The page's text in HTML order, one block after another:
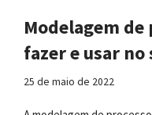
Modelagem de
fazer e usar no
25 de maio de 2022